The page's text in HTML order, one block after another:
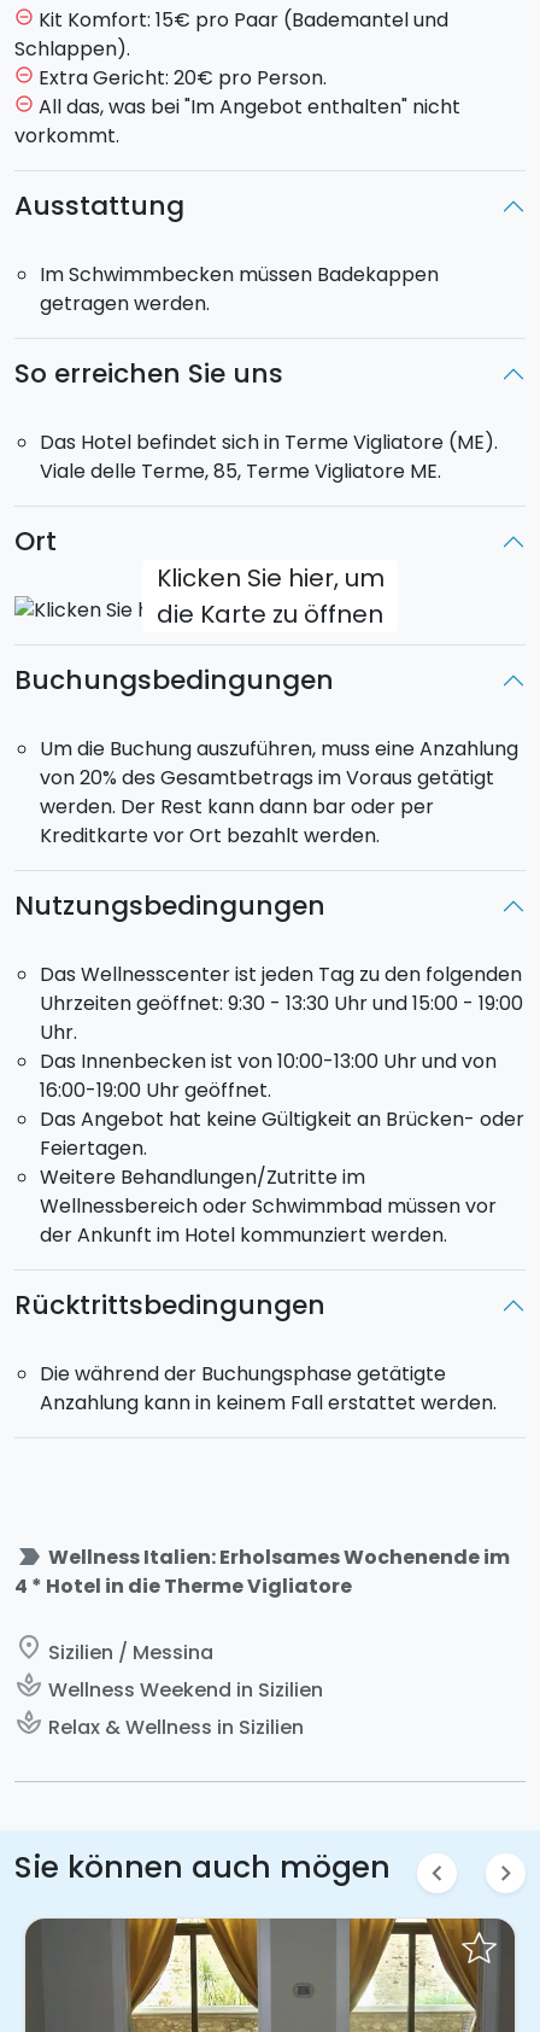
remove_circle_outline Kit Komfort: 15€ pro Paar (Bademantel und
Schlappen).
remove_circle_outline Extra Gericht: 20€ pro Person.
remove_circle_outline All das, was bei "Im Angebot enthalten" nicht
vorkommt.
Ausstattung
Im Schwimmbecken müssen Badekappen
getragen werden.
So erreichen Sie uns
Das Hotel befindet sich in Terme Vigliatore (ME).
Viale delle Terme, 85, Terme Vigliatore ME.
Ort
Klicken Sie hier, um
die Karte zu öffnen
Buchungsbedingungen
Um die Buchung auszuführen, muss eine Anzahlung
von 20% des Gesamtbetrags im Voraus getätigt
werden. Der Rest kann dann bar oder per
Kreditkarte vor Ort bezahlt werden.
Nutzungsbedingungen
Das Wellnesscenter ist jeden Tag zu den folgenden
Uhrzeiten geöffnet: 9:30 - 13:30 Uhr und 15:00 - 19:00
Uhr.
Das Innenbecken ist von 10:00-13:00 Uhr und von
16:00-19:00 Uhr geöffnet.
Das Angebot hat keine Gültigkeit an Brücken- oder
Feiertagen.
Weitere Behandlungen/Zutritte im
Wellnessbereich oder Schwimmbad müssen vor
der Ankunft im Hotel kommunziert werden.
Rücktrittsbedingungen
Die während der Buchungsphase getätigte
Anzahlung kann in keinem Fall erstattet werden.
label_important Wellness Italien: Erholsames Wochenende im
4 * Hotel in die Therme Vigliatore
place Sizilien / Messina
spa Wellness Weekend in Sizilien
spa Relax & Wellness in Sizilien
Sie können auch mögen chevron_left chevron_right